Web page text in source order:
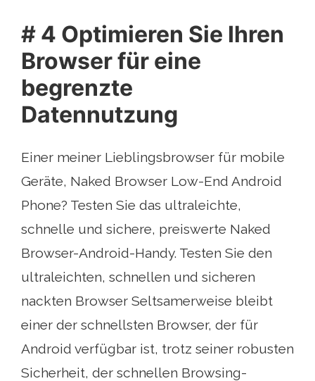
# 4 Optimieren Sie Ihren
Browser für eine
begrenzte
Datennutzung
Einer meiner Lieblingsbrowser für mobile
Geräte, Naked Browser Low-End Android
Phone? Testen Sie das ultraleichte,
schnelle und sichere, preiswerte Naked
Browser-Android-Handy. Testen Sie den
ultraleichten, schnellen und sicheren
nackten Browser Seltsamerweise bleibt
einer der schnellsten Browser, der für
Android verfügbar ist, trotz seiner robusten
Sicherheit, der schnellen Browsing-